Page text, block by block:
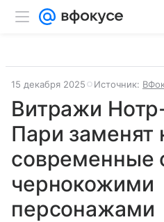
15 декабря 2025 Источник:
Витражи
Пари заменят
современные
чернокожими
персонажами